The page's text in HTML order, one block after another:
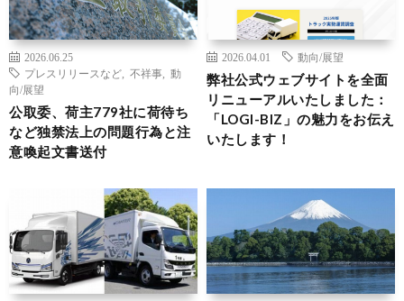
2026.06.25
プレスリリースなど
不祥事
動
向/展望
公取委、荷主779社に荷待ち
など独禁法上の問題行為と注
意喚起文書送付
2026.04.01 動向/展望
弊社公式ウェブサイトを全面
リニューアルいたしました：
「LOGI-BIZ」の魅力をお伝え
いたします！